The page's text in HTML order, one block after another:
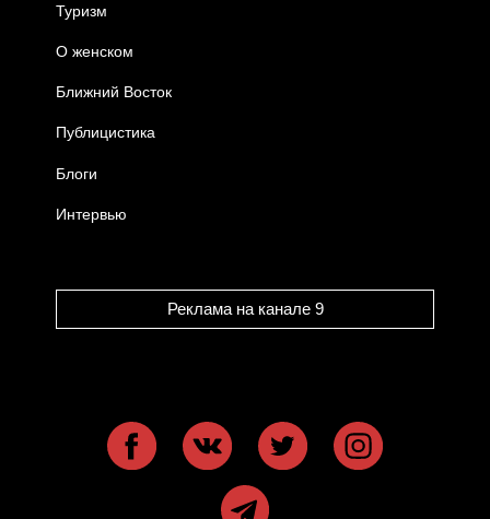
Туризм
О женском
Ближний Восток
Публицистика
Блоги
Интервью
Реклама на канале 9